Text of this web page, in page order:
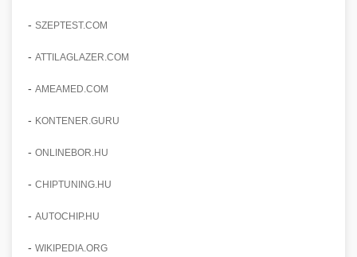
- SZEPTEST.COM
- ATTILAGLAZER.COM
- AMEAMED.COM
- KONTENER.GURU
- ONLINEBOR.HU
- CHIPTUNING.HU
- AUTOCHIP.HU
- WIKIPEDIA.ORG